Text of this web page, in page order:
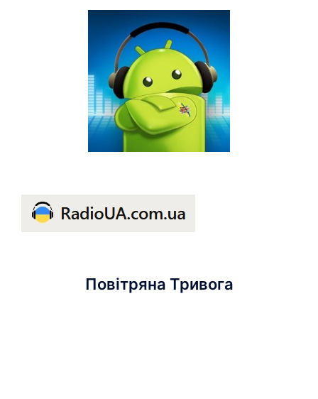
Повітряна Тривога